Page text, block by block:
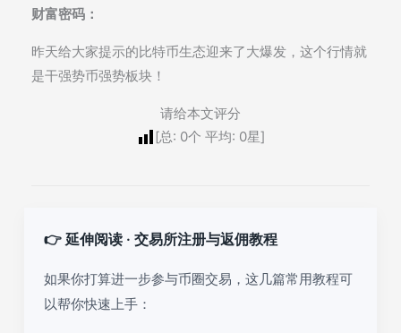
财富密码：
昨天给大家提示的比特币生态迎来了大爆发，这个行情就
是干强势币强势板块！
请给本文评分
[总: 0个 平均: 0星]
👉 延伸阅读 · 交易所注册与返佣教程
如果你打算进一步参与币圈交易，这几篇常用教程可
以帮你快速上手：